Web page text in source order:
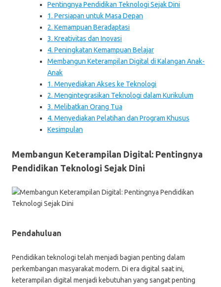
Pentingnya Pendidikan Teknologi Sejak Dini
1. Persiapan untuk Masa Depan
2. Kemampuan Beradaptasi
3. Kreativitas dan Inovasi
4. Peningkatan Kemampuan Belajar
Membangun Keterampilan Digital di Kalangan Anak-
Anak
1. Menyediakan Akses ke Teknologi
2. Mengintegrasikan Teknologi dalam Kurikulum
3. Melibatkan Orang Tua
4. Menyediakan Pelatihan dan Program Khusus
Kesimpulan
Membangun Keterampilan Digital: Pentingnya
Pendidikan Teknologi Sejak Dini
Pendahuluan
Pendidikan teknologi telah menjadi bagian penting dalam
perkembangan masyarakat modern. Di era digital saat ini,
keterampilan digital menjadi kebutuhan yang sangat penting